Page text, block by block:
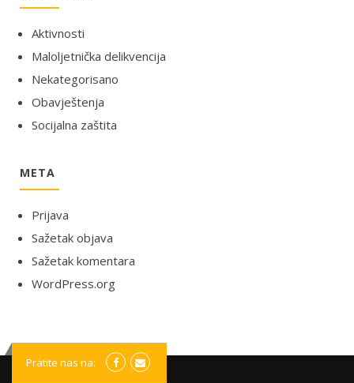
Aktivnosti
Maloljetnička delikvencija
Nekategorisano
Obavještenja
Socijalna zaštita
META
Prijava
Sažetak objava
Sažetak komentara
WordPress.org
Pratite nas na: